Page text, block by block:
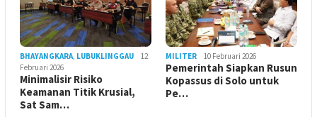
BHAYANGKARA, LUBUKLINGGAU
12
Februari 2026
Minimalisir Risiko
Keamanan Titik Krusial,
Sat Sam…
MILITER 10 Februari 2026
Pemerintah Siapkan Rusun
Kopassus di Solo untuk
Pe…